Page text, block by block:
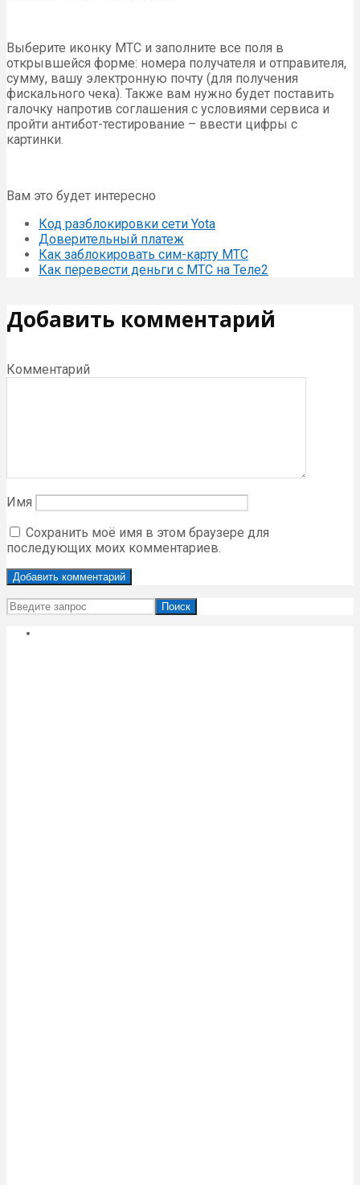
Выберите иконку МТС и заполните все поля в
открывшейся форме: номера получателя и отправителя,
сумму, вашу электронную почту (для получения
фискального чека). Также вам нужно будет поставить
галочку напротив соглашения с условиями сервиса и
пройти антибот-тестирование – ввести цифры с
картинки.
Вам это будет интересно
Код разблокировки сети Yota
Доверительный платеж
Как заблокировать сим-карту МТС
Как перевести деньги с МТС на Теле2
Добавить комментарий
Комментарий
Имя
Сохранить моё имя в этом браузере для
последующих моих комментариев.
Поиск